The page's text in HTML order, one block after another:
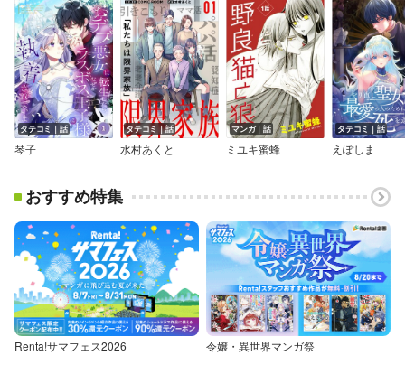
タテコミ｜話
琴子
タテコミ｜話
水村あくと
マンガ｜話
ミユキ蜜蜂
タテコミ｜話
えぽしま
おすすめ特集
Renta!サマフェス2026 令嬢・異世界マンガ祭